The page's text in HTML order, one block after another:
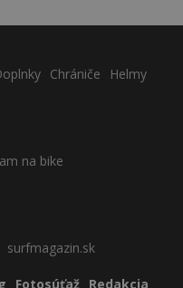
Chrániče
Helmy
na bike
surfmagazin.sk
Fotosúťaž Redakcia